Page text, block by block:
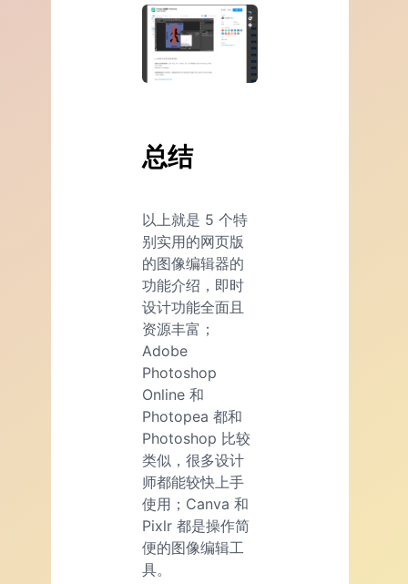
总结
以上就是 5 个特
别实用的网页版
的图像编辑器的
功能介绍，即时
设计功能全面且
资源丰富；
Adobe
Photoshop
Online 和
Photopea 都和
Photoshop 比较
类似，很多设计
师都能较快上手
使用；Canva 和
Pixlr 都是操作简
便的图像编辑工
具。